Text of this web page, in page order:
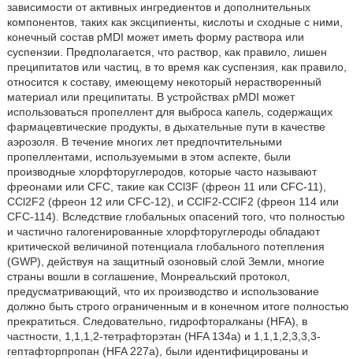
зависимости от активных ингредиентов и дополнительных
компонентов, таких как эксципиенты, кислоты и сходные с ними,
конечный состав pMDI может иметь форму раствора или
суспензии. Предполагается, что раствор, как правило, лишен
преципитатов или частиц, в то время как суспензия, как правило,
относится к составу, имеющему некоторый нерастворенный
материал или преципитаты. В устройствах pMDI может
использоваться пропеллент для выброса капель, содержащих
фармацевтические продукты, в дыхательные пути в качестве
аэрозоля. В течение многих лет предпочтительными
пропеллентами, используемыми в этом аспекте, были
производные хлорфторуглеродов, которые часто называют
фреонами или CFC, такие как CCl3F (фреон 11 или CFC-11),
CCl2F2 (фреон 12 или CFC-12), и CClF2-CClF2 (фреон 114 или
CFC-114). Вследствие глобальных опасений того, что полностью
и частично галогенированные хлорфторуглероды обладают
критической величиной потенциала глобального потепления
(GWP), действуя на защитный озоновый слой Земли, многие
страны вошли в соглашение, Монреальский протокол,
предусматривающий, что их производство и использование
должно быть строго ограниченным и в конечном итоге полностью
прекратиться. Следовательно, гидрофторалканы (HFA), в
частности, 1,1,1,2-тетрафторэтан (HFA 134a) и 1,1,1,2,3,3,3-
гептафторпропан (HFA 227a), были идентифицированы и